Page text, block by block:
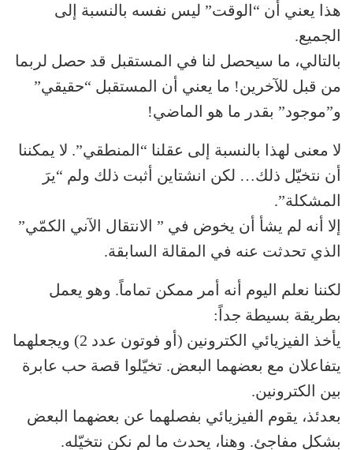
هذا يعني أن “الوقت” ليس نفسه بالنسبة إلى
الجميع.
بالتالي، ما سيحصل لنا في المستقبل قد حصل لربما
من قبل للآخرين! ما يعني أن المستقبل “حقيقي”
و”موجود” بقدر ما هو الماضي!
لا معنى لهذا بالنسبة إلى عقلنا “المنطقي”. لا يمكننا
أن نتخيّل ذلك… لكن انشتاين أثبت ذلك ولم “يرَ
المشكلة”.
إلا أنه لم يشأ أن يخوض في ” الانتقال الآني الكمّي”
الذي تحدثت عنه في المقالة السابقة.
لكننا نعلم اليوم أنه أمر ممكن تماماً. وهو يعمل
بطريقة بسيطة جداً:
يأخذ الفيزيائي الكترونين (أو فوتون عدد 2) ويجعلهما
يتفاعلان مع بعضهما البعض. تخيّلوا قصة حب عابرة
بين الكترونين.
بعدئذ، يقوم الفيزيائي بفصلهما عن بعضهما البعض
بشكل مفاجئ. وهنا، يحدث ما لم نكن نتخيّله.